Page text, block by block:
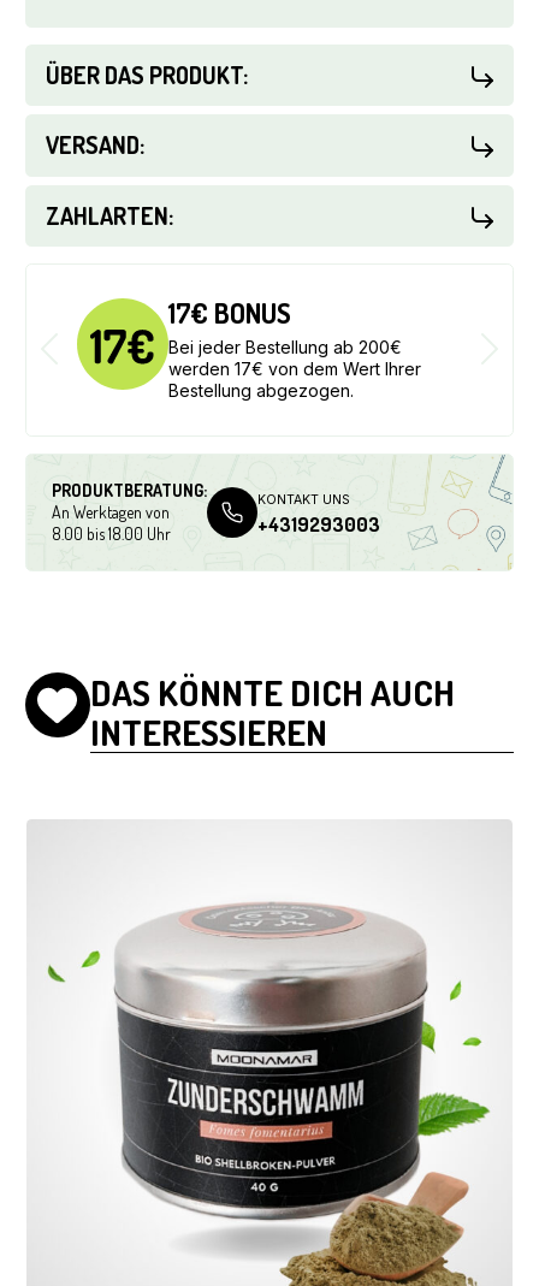
ÜBER DAS PRODUKT:
VERSAND:
ZAHLARTEN:
17€ BONUS
Bei jeder Bestellung ab 200€
werden 17€ von dem Wert Ihrer
Bestellung abgezogen.
PRODUKTBERATUNG:
An Werktagen von
8.00 bis 18.00 Uhr
KONTAKT UNS
+4319293003
DAS KÖNNTE DICH AUCH
INTERESSIEREN